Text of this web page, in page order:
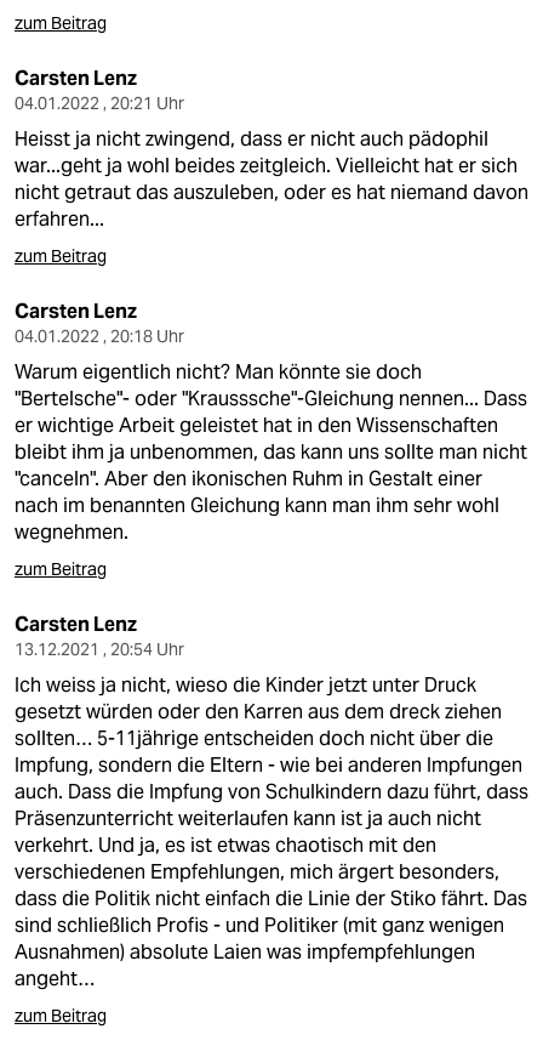
zum Beitrag
Carsten Lenz
04.01.2022 , 20:21 Uhr
Heisst ja nicht zwingend, dass er nicht auch pädophil
war...geht ja wohl beides zeitgleich. Vielleicht hat er sich
nicht getraut das auszuleben, oder es hat niemand davon
erfahren...
zum Beitrag
Carsten Lenz
04.01.2022 , 20:18 Uhr
Warum eigentlich nicht? Man könnte sie doch
"Bertelsche"- oder "Krausssche"-Gleichung nennen... Dass
er wichtige Arbeit geleistet hat in den Wissenschaften
bleibt ihm ja unbenommen, das kann uns sollte man nicht
"canceln". Aber den ikonischen Ruhm in Gestalt einer
nach im benannten Gleichung kann man ihm sehr wohl
wegnehmen.
zum Beitrag
Carsten Lenz
13.12.2021 , 20:54 Uhr
Ich weiss ja nicht, wieso die Kinder jetzt unter Druck
gesetzt würden oder den Karren aus dem dreck ziehen
sollten… 5-11jährige entscheiden doch nicht über die
Impfung, sondern die Eltern - wie bei anderen Impfungen
auch. Dass die Impfung von Schulkindern dazu führt, dass
Präsenzunterricht weiterlaufen kann ist ja auch nicht
verkehrt. Und ja, es ist etwas chaotisch mit den
verschiedenen Empfehlungen, mich ärgert besonders,
dass die Politik nicht einfach die Linie der Stiko fährt. Das
sind schließlich Profis - und Politiker (mit ganz wenigen
Ausnahmen) absolute Laien was impfempfehlungen
angeht…
zum Beitrag